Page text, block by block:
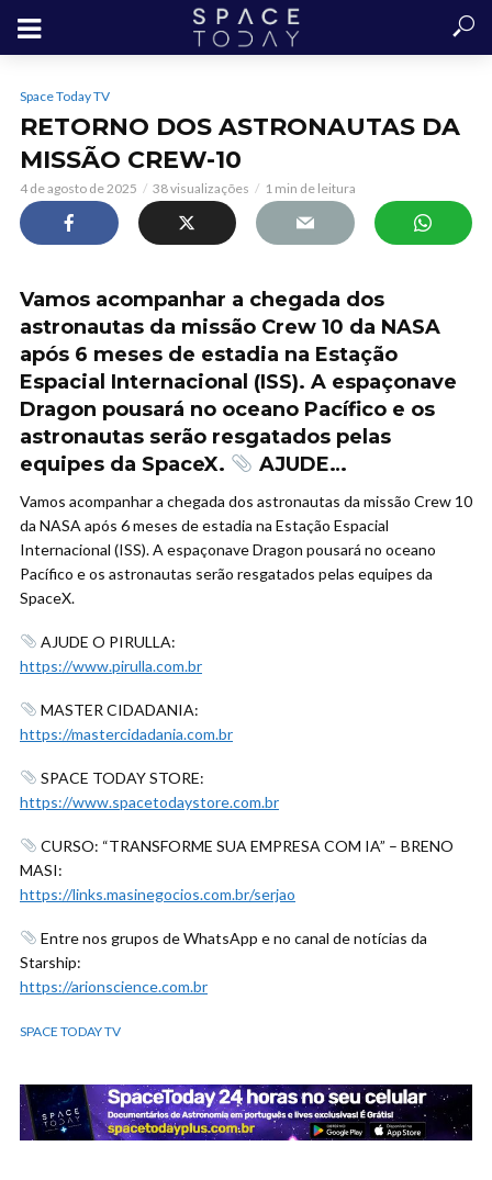
Space Today TV
RETORNO DOS ASTRONAUTAS DA
MISSÃO CREW-10
4 de agosto de 2025 38 visualizações 1 min de leitura
Vamos acompanhar a chegada dos
astronautas da missão Crew 10 da NASA
após 6 meses de estadia na Estação
Espacial Internacional (ISS). A espaçonave
Dragon pousará no oceano Pacífico e os
astronautas serão resgatados pelas
equipes da SpaceX.
AJUDE…
Vamos acompanhar a chegada dos astronautas da missão Crew 10
da NASA após 6 meses de estadia na Estação Espacial
Internacional (ISS). A espaçonave Dragon pousará no oceano
Pacífico e os astronautas serão resgatados pelas equipes da
SpaceX.
AJUDE O PIRULLA:
https://www.pirulla.com.br
MASTER CIDADANIA:
https://mastercidadania.com.br
SPACE TODAY STORE:
https://www.spacetodaystore.com.br
CURSO: “TRANSFORME SUA EMPRESA COM IA” – BRENO
MASI:
https://links.masinegocios.com.br/serjao
Entre nos grupos de WhatsApp e no canal de notícias da
Starship:
https://arionscience.com.br
SPACE TODAY TV